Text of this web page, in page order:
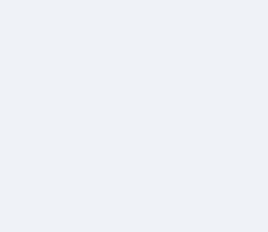
アーモンドを毎日食べたらど
【ひろゆき】借金1億円あり